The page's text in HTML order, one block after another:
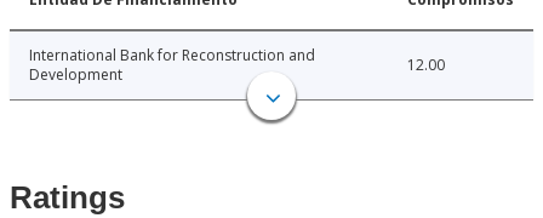
International Bank for Reconstruction and
Development
12.00
Ratings